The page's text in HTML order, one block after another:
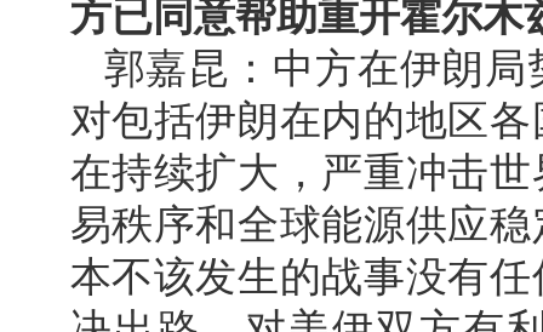
方已同意帮助重开霍尔
郭嘉昆：中方在伊朗
对包括伊朗在内的地区
在持续扩大，严重冲击
易秩序和全球能源供应
本不该发生的战事没有